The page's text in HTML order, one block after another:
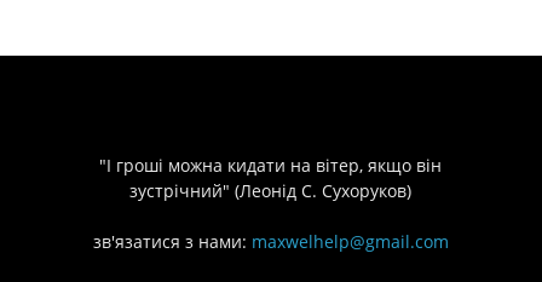
"І гроші можна кидати на вітер, якщо він
зустрічний" (Леонід С. Сухоруков)
зв'язатися з нами: maxwelhelp@gmail.com